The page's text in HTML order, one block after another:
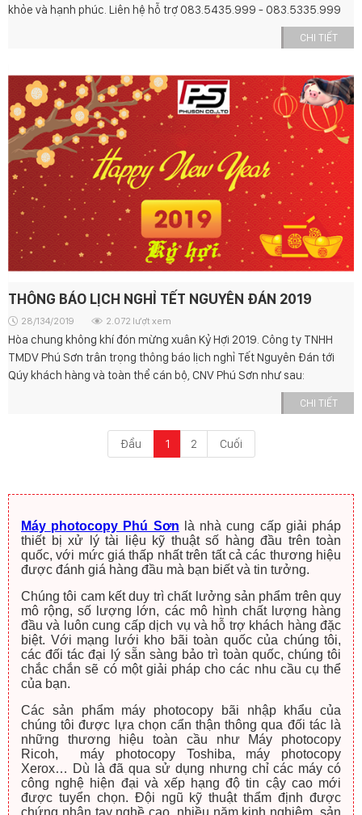
khỏe và hạnh phúc. Liên hệ hỗ trợ 083.5435.999 - 083.5335.999
CHI TIẾT
THÔNG BÁO LỊCH NGHỈ TẾT NGUYÊN ĐÁN 2019
28/134/2019 2.072 lượt xem
Hòa chung không khí đón mừng xuân Kỷ Hợi 2019. Công ty TNHH
TMDV Phú Sơn trân trọng thông báo lịch nghỉ Tết Nguyên Đán tới
Qúy khách hàng và toàn thể cán bộ, CNV Phú Sơn như sau:
CHI TIẾT
Đầu 1 2 Cuối
Máy photocopy Phú Sơn là nhà cung cấp giải pháp
thiết bị xử lý tài liệu kỹ thuật số hàng đầu trên toàn
quốc, với mức giá thấp nhất trên tất cả các thương hiệu
được đánh giá hàng đầu mà bạn biết và tin tưởng.
Chúng tôi cam kết duy trì chất lưởng sản phẩm trên quy
mô rộng, số lượng lớn, các mô hình chất lượng hàng
đầu và luôn cung cấp dịch vụ và hỗ trợ khách hàng đặc
biệt. Với mạng lưới kho bãi toàn quốc của chúng tôi,
các đối tác đại lý sẵn sàng bảo trì toàn quốc, chúng tôi
chắc chắn sẽ có một giải pháp cho các nhu cầu cụ thể
của bạn.
Các sản phẩm máy photocopy bãi nhập khẩu của
chúng tôi được lựa chọn cẩn thận thông qua đối tác là
những thương hiệu toàn cầu như Máy photocopy
Ricoh, máy photocopy Toshiba, máy photocopy
Xerox… Dù là đã qua sử dụng nhưng chỉ các máy có
công nghệ hiện đại và xếp hạng độ tin cậy cao mới
được tuyển chọn. Đội ngũ kỹ thuật thẩm định được
chứng nhận tay nghề cao, nhiều năm kinh nghiệm, sản